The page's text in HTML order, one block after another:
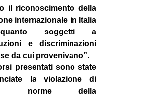
in
Fb
bsky
il riconoscimento della
internazionale in Italia
soggetti a
e discriminazioni
da cui provenivano”.
presentati sono state
la violazione di
norme della